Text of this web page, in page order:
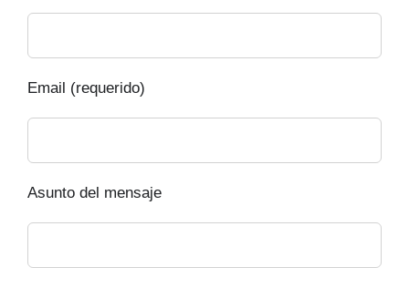
Email (requerido)
Asunto del mensaje